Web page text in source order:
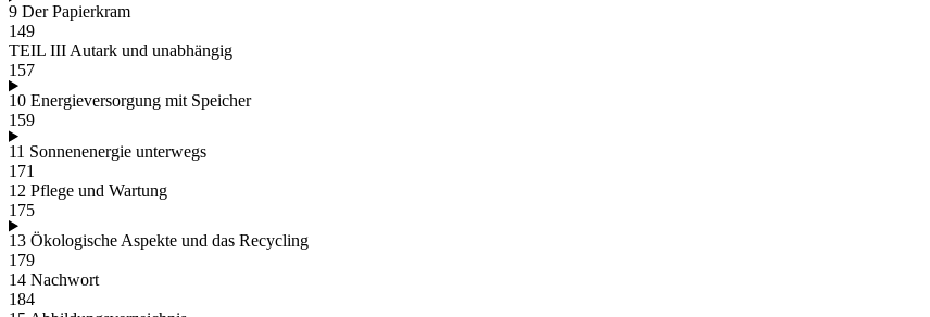
9 Der Papierkram
149
TEIL III Autark und unabhängig
157
10 Energieversorgung mit Speicher
159
11 Sonnenenergie unterwegs
171
12 Pflege und Wartung
175
13 Ökologische Aspekte und das Recycling
179
14 Nachwort
184